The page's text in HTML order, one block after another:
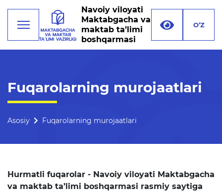
Faoliyat
Boshqarma tuzilmasi
Bogʻlanish
Navoiy viloyati
Maktabgacha va
maktab ta’limi
boshqarmasi
O‘Z
Fuqarolarning murojaatlari
Asosiy Fuqarolarning murojaatlari
Hurmatli fuqarolar - Navoiy viloyati Maktabgacha
va maktab ta’limi boshqarmasi rasmiy saytiga